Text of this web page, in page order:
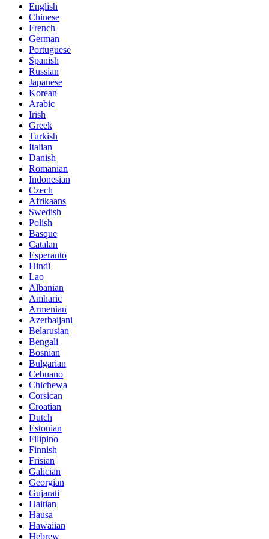
English
Chinese
French
German
Portuguese
Spanish
Russian
Japanese
Korean
Arabic
Irish
Greek
Turkish
Italian
Danish
Romanian
Indonesian
Czech
Afrikaans
Swedish
Polish
Basque
Catalan
Esperanto
Hindi
Lao
Albanian
Amharic
Armenian
Azerbaijani
Belarusian
Bengali
Bosnian
Bulgarian
Cebuano
Chichewa
Corsican
Croatian
Dutch
Estonian
Filipino
Finnish
Frisian
Galician
Georgian
Gujarati
Haitian
Hausa
Hawaiian
Hebrew